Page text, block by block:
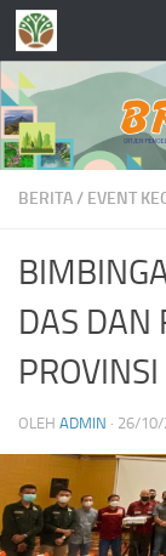
Skip to content
BERITA/ EVENT
DAS DAN
OLEH ADMIN · 26/10/